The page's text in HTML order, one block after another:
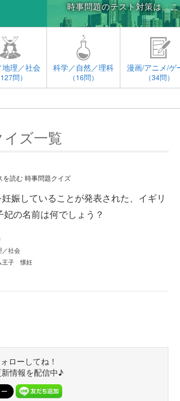
時事問題のテスト対策は、
地理／社会
127問）
科学／自然／理科
（16問）
漫画/アニメ/ゲ
（34問）
ズ一覧
を読む 時事問題クイズ
娠していることが発表された、イギリ
の名前は何でしょう？
／社会
王子 懐妊
ローしてね！
情報を配信中♪